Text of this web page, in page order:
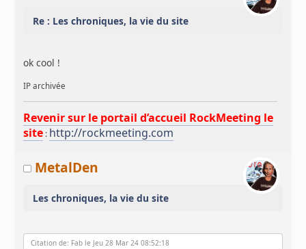
Re : Les chroniques, la vie du site
ok cool !
IP archivée
Revenir sur le portail d’accueil RockMeeting le
site : http://rockmeeting.com
MetalDen
Les chroniques, la vie du site
Citation de: Fab le Jeu 28 Mar 24 08:52:18